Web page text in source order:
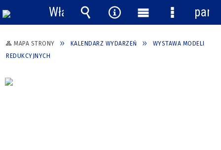
MAPA STRONY KALENDARZ WYDARZEŃ
WYSTAWA MODELI
REDUKCYJNYCH
Włącz
powiadomienia
Wyszukiwarka
Narzędzia
Menu
główne
Menu
panel